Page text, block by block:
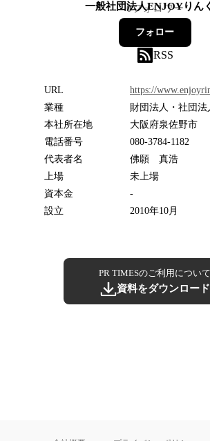
一般社団法人ENJOYりん
0フォロワー
フォロー
RSS
URL
https://
業種
財団法人・社団法
本社所在地
大阪府泉佐野市
電話番号
080-3784-1182
代表者名
佛願 真浩
上場
未上場
資本金
-
設立
2010年10月
PR TIMESのご利用について
資料をダウンロード